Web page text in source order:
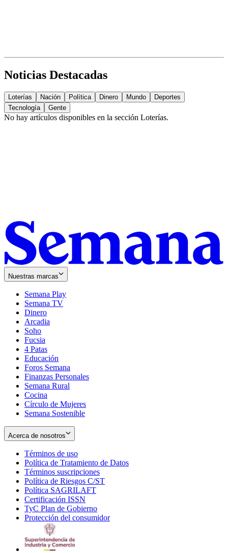
Noticias Destacadas
Loterías Nación Política Dinero Mundo
Deportes
Tecnología
Gente
No hay artículos disponibles en la sección Loterías.
Nuestras marcas
Semana Play
Semana TV
Dinero
Arcadia
Soho
in
new
window
Fucsia
in
new
window
4 Patas
Educación
Foros Semana
Finanzas Personales
Semana Rural
Cocina
Círculo de Mujeres
Semana Sostenible
Acerca de nosotros
Términos de uso
in
new
window
Política de Tratamiento de Datos
Términos suscripciones
in
Política de Riesgos C/ST
Política SAGRILAFT
new
window
Certificación ISSN
in
new
TyC Plan de Gobierno
in
Protección del consumidorOpens